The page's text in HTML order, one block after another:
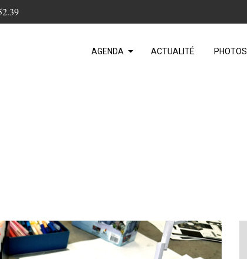
AGENDA ACTUALITÉ PHOTOS